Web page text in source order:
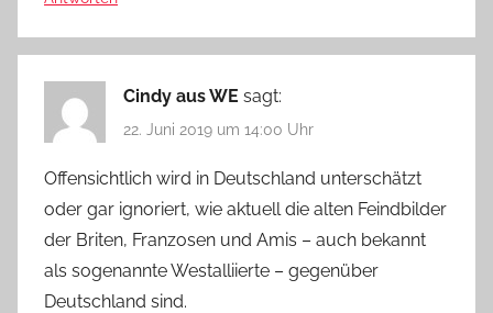
Cindy aus WE sagt:
22. Juni 2019 um 14:00 Uhr
Offensichtlich wird in Deutschland unterschätzt
oder gar ignoriert, wie aktuell die alten Feindbilder
der Briten, Franzosen und Amis – auch bekannt
als sogenannte Westalliierte – gegenüber
Deutschland sind.